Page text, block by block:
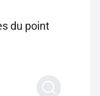
du point